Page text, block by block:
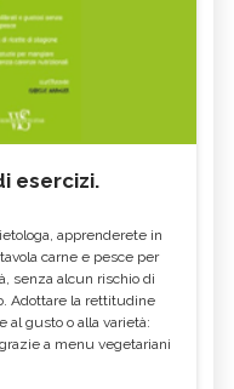
esercizi.
apprenderete in
carne e pesce per
senza alcun rischio di
Adottare la rettitudine
al gusto o alla varietà:
a menu vegetariani